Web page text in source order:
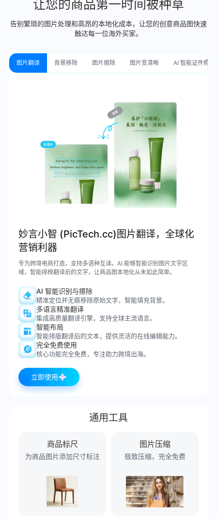
让您的商品第一时间被种草
告别繁琐的图片处理和高昂的本地化成本，让您的创意商品图快速
触达每一位海外买家。
图片翻译 背景移除 图片擦除 图片变清晰 AI 智能证件照
妙言小智 (PicTech.cc)图片翻译，全球化
营销利器
专为跨境电商打造，支持多语种互译。AI 能够智能识别图片文字区
域，智能排榜翻译后的文字，让商品图本地化从未如此简单。
AI 智能识别与擦除
精准定位并无痕移除原始文字，智能填充背景。
多语言精准翻译
集成高质量翻译引擎，支持全球主流语言。
智能布局
智能排版翻译后的文本，提供灵活的在线编辑能力。
完全免费使用
核心功能完全免费，专注助力跨境出海。
立即使用
通用工具
商品标尺
为商品图片添加尺寸标注
图片压缩
极致压缩，完全免费